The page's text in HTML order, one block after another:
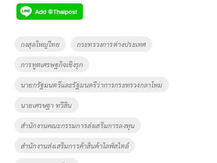
e
b
o
k
tt
er
p
y
Li
n
k
Tags
กงสุลใหญ่ไทย กระทรวงการต่างประเทศ
การทูตเศรษฐกิจเชิงรุก
นายกรัฐมนตรีและรัฐมนตรีว่าการกระทรวงกลาโหม
นายเศรษฐา ทวีสิน
สำนักงานคณะกรรมการส่งเสริมการลงทุน
สำนักงานส่งเสริมการค้าสินค้าไลฟ์สไตล์